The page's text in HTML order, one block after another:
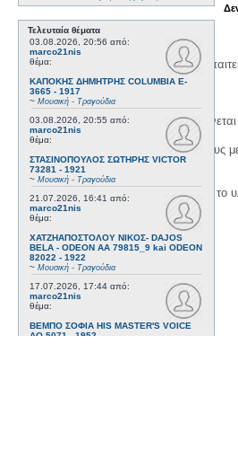
Τελευταία θέματα
03.08.2026, 20:56 από:
marco21nis
θέμα:
ΚΑΠΟΚΗΣ ΔΗΜΗΤΡΗΣ COLUMBIA E-
3665 - 1917
~ Μουσική - Τραγούδια
03.08.2026, 20:55 από:
marco21nis
θέμα:
ΣΤΑΣΙΝΟΠΟΥΛΟΣ ΣΩΤΗΡΗΣ VICTOR
73281 - 1921
~ Μουσική - Τραγούδια
21.07.2026, 16:41 από:
marco21nis
θέμα:
ΧΑΤΖΗΑΠΟΣΤΟΛΟΥ ΝΙΚΟΣ- DAJOS
BELA - ODEON AA 79815_9 kai ODEON
82022 - 1922
~ Μουσική - Τραγούδια
17.07.2026, 17:44 από:
marco21nis
θέμα:
ΒΕΜΠΟ ΣΟΦΙΑ HIS MASTER'S VOICE
AO 5071 - 1952
Η δημιουργία λογαριασμού
Η χρήση του υλικού της σελίδας
1. Να αναφέρετε τον αρχικό και τους
3. Αν διασκευάσετε με κάθε τρόπο το